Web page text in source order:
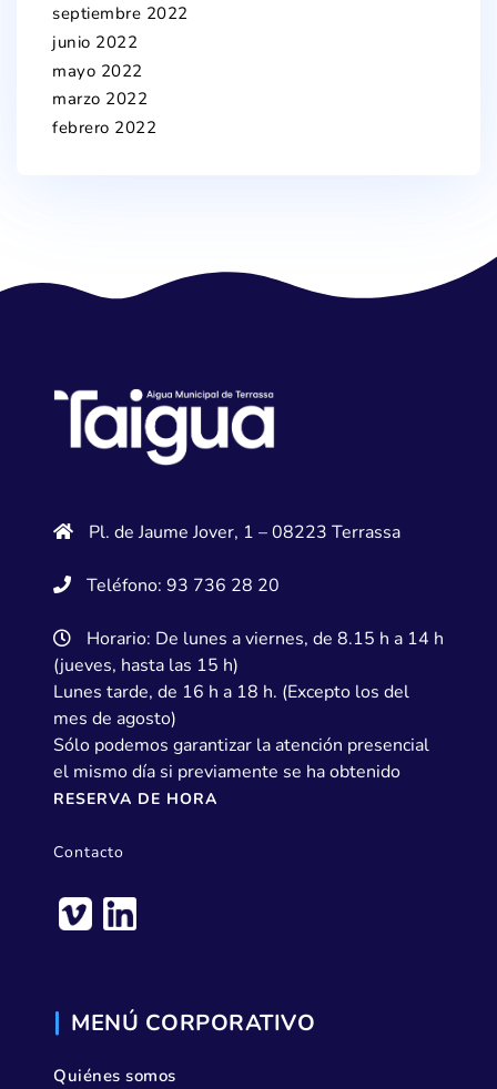
septiembre 2022
junio 2022
mayo 2022
marzo 2022
febrero 2022
Pl. de Jaume Jover, 1 – 08223 Terrassa
Teléfono: 93 736 28 20
Horario: De lunes a viernes, de 8.15 h a 14 h
(jueves, hasta las 15 h)
Lunes tarde, de 16 h a 18 h. (Excepto los del
mes de agosto)
Sólo podemos garantizar la atención presencial
el mismo día si previamente se ha obtenido
RESERVA DE HORA
Contacto
MENÚ CORPORATIVO
Quiénes somos